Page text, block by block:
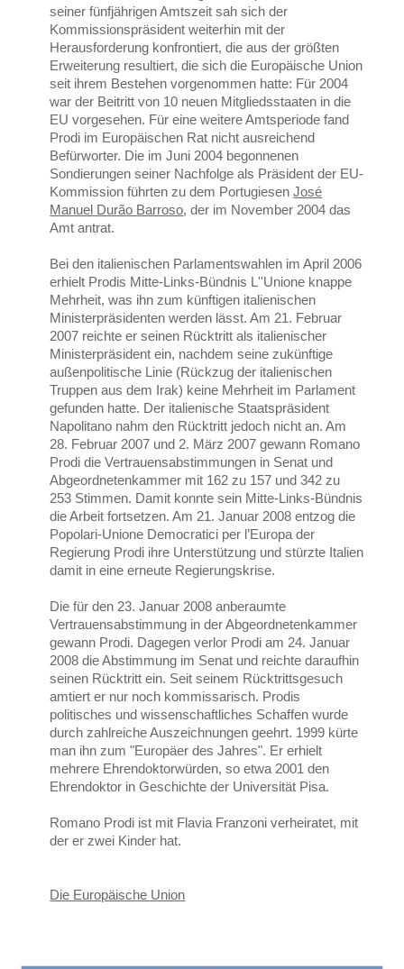
seiner fünfjährigen Amtszeit sah sich der
Kommissionspräsident weiterhin mit der
Herausforderung konfrontiert, die aus der größten
Erweiterung resultiert, die sich die Europäische Union
seit ihrem Bestehen vorgenommen hatte: Für 2004
war der Beitritt von 10 neuen Mitgliedsstaaten in die
EU vorgesehen. Für eine weitere Amtsperiode fand
Prodi im Europäischen Rat nicht ausreichend
Befürworter. Die im Juni 2004 begonnenen
Sondierungen seiner Nachfolge als Präsident der EU-
Kommission führten zu dem PortugiesenJosé
Manuel Durão Barroso, der im November 2004 das
Amt antrat.
Bei den italienischen Parlamentswahlen im April 2006
erhielt Prodis Mitte-Links-Bündnis L''Unione knappe
Mehrheit, was ihn zum künftigen italienischen
Ministerpräsidenten werden lässt. Am 21. Februar
2007 reichte er seinen Rücktritt als italienischer
Ministerpräsident ein, nachdem seine zukünftige
außenpolitische Linie (Rückzug der italienischen
Truppen aus dem Irak) keine Mehrheit im Parlament
gefunden hatte. Der italienische Staatspräsident
Napolitano nahm den Rücktritt jedoch nicht an. Am
28. Februar 2007 und 2. März 2007 gewann Romano
Prodi die Vertrauensabstimmungen in Senat und
Abgeordnetenkammer mit 162 zu 157 und 342 zu
253 Stimmen. Damit konnte sein Mitte-Links-Bündnis
die Arbeit fortsetzen. Am 21. Januar 2008 entzog die
Popolari-Unione Democratici per l’Europa der
Regierung Prodi ihre Unterstützung und stürzte Italien
damit in eine erneute Regierungskrise.
Die für den 23. Januar 2008 anberaumte
Vertrauensabstimmung in der Abgeordnetenkammer
gewann Prodi. Dagegen verlor Prodi am 24. Januar
2008 die Abstimmung im Senat und reichte daraufhin
seinen Rücktritt ein. Seit seinem Rücktrittsgesuch
amtiert er nur noch kommissarisch. Prodis
politisches und wissenschaftliches Schaffen wurde
durch zahlreiche Auszeichnungen geehrt. 1999 kürte
man ihn zum "Europäer des Jahres". Er erhielt
mehrere Ehrendoktorwürden, so etwa 2001 den
Ehrendoktor in Geschichte der Universität Pisa.
Romano Prodi ist mit Flavia Franzoni verheiratet, mit
der er zwei Kinder hat.
Die Europäische Union